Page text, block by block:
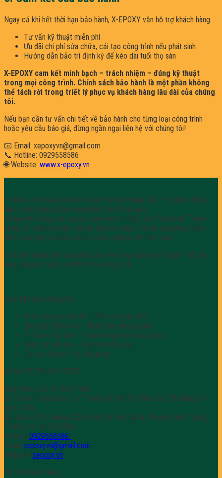
Ngay cả khi hết thời hạn bảo hành, X-EPOXY vẫn hỗ trợ khách hàng:
Tư vấn kỹ thuật miễn phí
Ưu đãi chi phí sửa chữa, cải tạo công trình nếu phát sinh
Hướng dẫn bảo trì định kỳ để kéo dài tuổi thọ sàn
X-EPOXY cam kết minh bạch – trách nhiệm – đúng kỹ thuật
trong mọi công trình. Chính sách bảo hành là một phần không
thể tách rời trong triết lý phục vụ khách hàng lâu dài của chúng
tôi.
Nếu bạn cần tư vấn chi tiết về bảo hành cho từng loại công trình
hoặc yêu cầu báo giá, đừng ngần ngại liên hệ với chúng tôi!
📧 Email: xepoxyvn@gmail.com
📞 Hotline: 0929558586
🌐 Website: www.x-epoxy.vn
– Đơn vị thi công sơn sàn & sân thể thao hàng đầu – 10 năm đồng
hành cùng hàng nghìn công trình trên toàn quốc.
Chuyên thi công sơn epoxy, mài sàn bê tông, sân Pickleball, Tennis,
bóng rổ, bóng chuyền, nhà thi đấu đa năng… với hệ giải pháp toàn
diện, phù hợp mọi nhu cầu từ công nghiệp đến thể thao.
Cam kết mang đến giải pháp sàn bền đẹp, chuẩn kỹ thuật – tối ưu
hiệu năng sử dụng và thẩm mỹ công trình.
Cam kết của chúng tôi
Chất lượng vượt trội – Bền vững lâu dài
Đồng bộ thẩm mỹ – Nâng tầm không gian
Thi công tận tâm – Chuyên nghiệp từng bước
Bám sát tiến độ – Bảo hành dài hạn
Tối ưu chi phí – tối đa giá trị
CÔNG TY TNHH X-TREE
Giấy ĐKKD số: 0318247182
Do Sở kế Hoạch Đầu Tư Thành phố Hồ Chí Minh cấp: 08 tháng 01
năm 2024.
Địa chỉ: số 81, đường 52, khu đô thị Văn Minh, Phường Bình Trưng,
Thành phố Hồ Chí Minh.
Hotline: 0929558586
Email: xepoxyvn@gmail.com
Website: xepoxy.vn
Hỗ trợ khách hàng